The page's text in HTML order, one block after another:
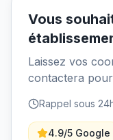
Vous
Laissez vos
contactera
Rappel sous
4.9/5 Google